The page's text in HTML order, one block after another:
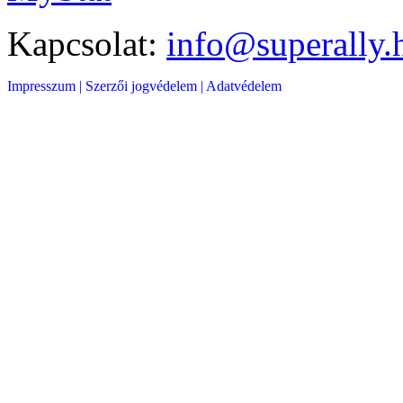
Kapcsolat:
Impresszum | Szerzői jogvédelem | Adatvédelem